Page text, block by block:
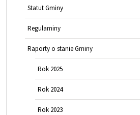
Statut Gminy
Regulaminy
Raporty o stanie Gminy
Rok 2025
Rok 2024
Rok 2023